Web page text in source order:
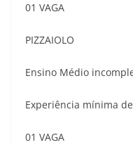
01 VAGA
PIZZAIOLO
Ensino Médio
Experiência mínima
01 VAGA